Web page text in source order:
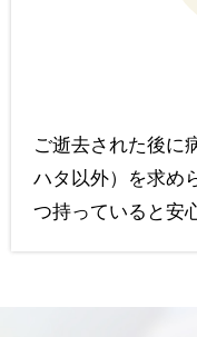
ご逝去された後に
ハタ以外）を求め
つ持っていると安